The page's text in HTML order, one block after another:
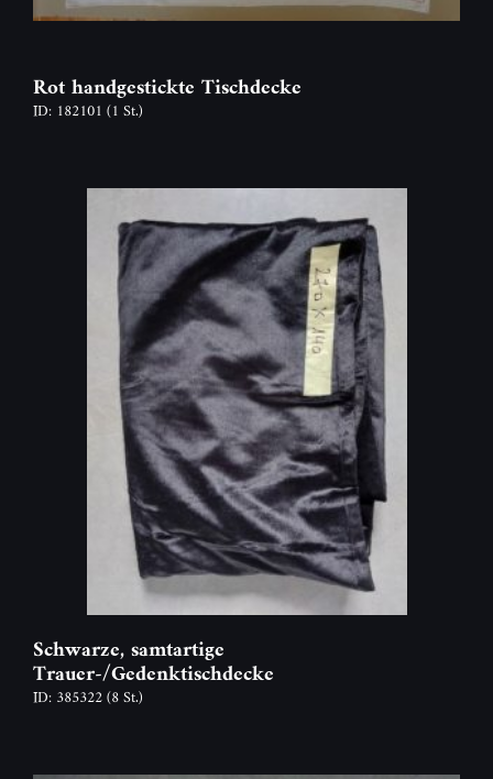
Rot handgestickte Tischdecke
ID: 182101 (1 St.)
Schwarze, samtartige
Trauer-/Gedenktischdecke
ID: 385322(8 St.)